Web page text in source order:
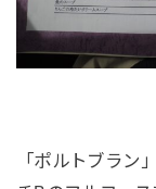
「ポルトブラン